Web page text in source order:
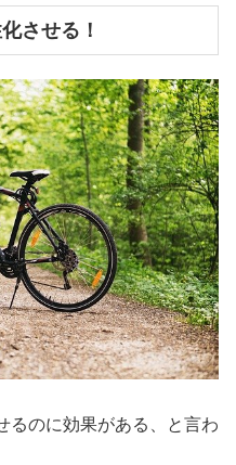
させる！
るのに効果がある、と言わ